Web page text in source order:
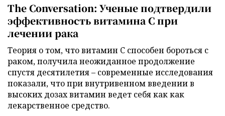
The Conversation: Ученые подтвердили
эффективность витамина C при
лечении рака
Теория о том, что витамин C способен бороться с
раком, получила неожиданное продолжение
спустя десятилетия – современные исследования
показали, что при внутривенном введении в
высоких дозах витамин ведет себя как как
лекарственное средство.